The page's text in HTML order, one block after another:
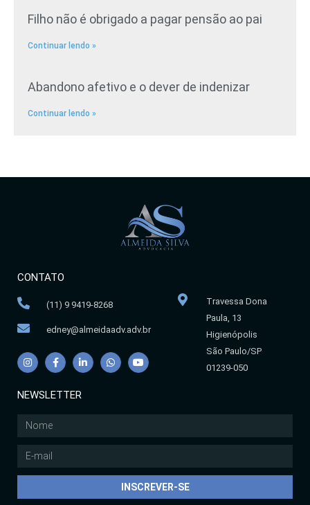
Filho não é obrigado a pagar pensão ao pai
Continuar lendo »
Abandono afetivo e o dever de indenizar
Continuar lendo »
CONTATO
(11) 9 9419-8268
edney@almeidaadv.adv.br
Travessa Dona
Paula, 13
Higienópolis
São Paulo/SP
01239-050
NEWSLETTER
INSCREVER-SE